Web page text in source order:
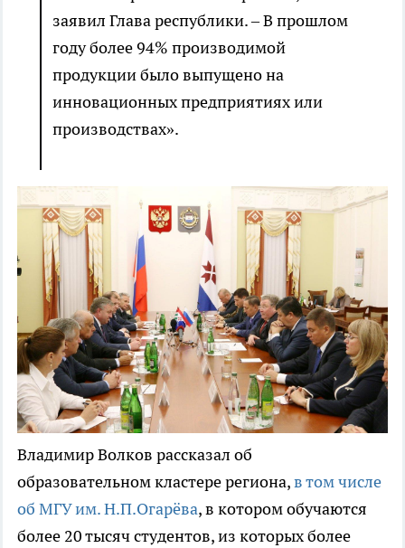
заявил Глава республики. – В прошлом
году более 94% производимой
продукции было выпущено на
инновационных предприятиях или
производствах».
Владимир Волков рассказал об
образовательном кластере региона,в том числе
об МГУ им. Н.П.Огарёва, в котором обучаются
более 20 тысяч студентов, из которых более